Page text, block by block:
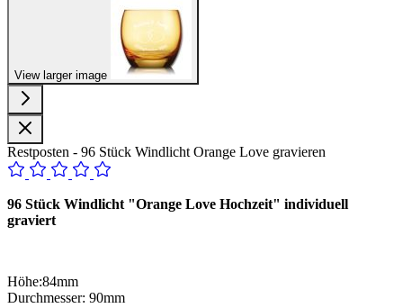
View larger image
Restposten - 96 Stück Windlicht Orange Love gravieren
96 Stück Windlicht "Orange Love Hochzeit" individuell
graviert
Höhe:84mm
Durchmesser: 90mm